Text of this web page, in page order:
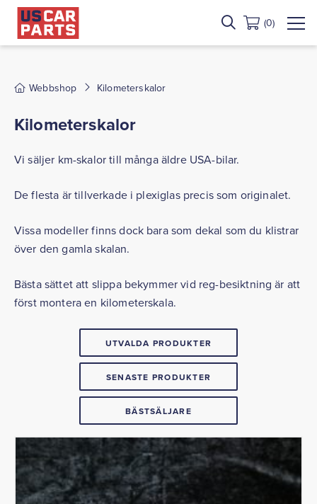
(0)
Webbshop Kilometerskalor
Kilometerskalor
UTVALDA PRODUKTER
SENASTE PRODUKTER
BÄSTSÄLJARE
Vi säljer km-skalor till många äldre USA-bilar.
De flesta är tillverkade i plexiglas precis som originalet.
Vissa modeller finns dock bara som dekal som du klistrar
över den gamla skalan.
Bästa sättet att slippa bekymmer vid reg-besiktning är att
först montera en kilometerskala.